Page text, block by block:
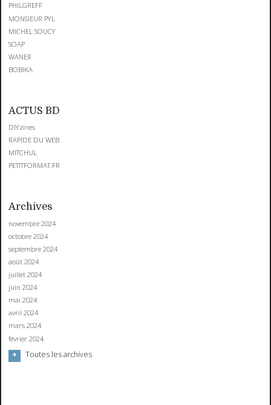
PHILGREFF
MONSIEUR PYL
MICHEL SOUCY
SOAP
WANER
BOBIKA
ACTUS BD
DIYzines
RAPIDE DU WEB
MITCHUL
PETITFORMAT.FR
Archives
novembre 2024
octobre 2024
septembre 2024
août 2024
juillet 2024
juin 2024
mai 2024
avril 2024
mars 2024
février 2024
Toutes les archives